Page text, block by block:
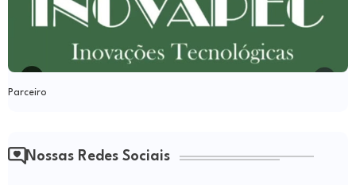
Parceiro
Nossas Redes Sociais